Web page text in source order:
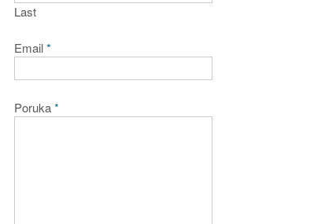
Last
Email*
Poruka*